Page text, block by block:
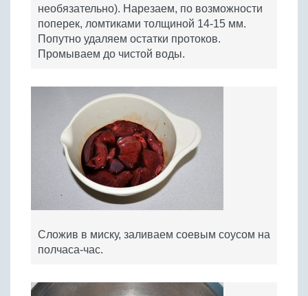
необязательно). Нарезаем, по возможности
поперек, ломтиками толщиной 14-15 мм.
Попутно удаляем остатки протоков.
Промываем до чистой воды.
Сложив в миску, заливаем соевым соусом на
полчаса-час.